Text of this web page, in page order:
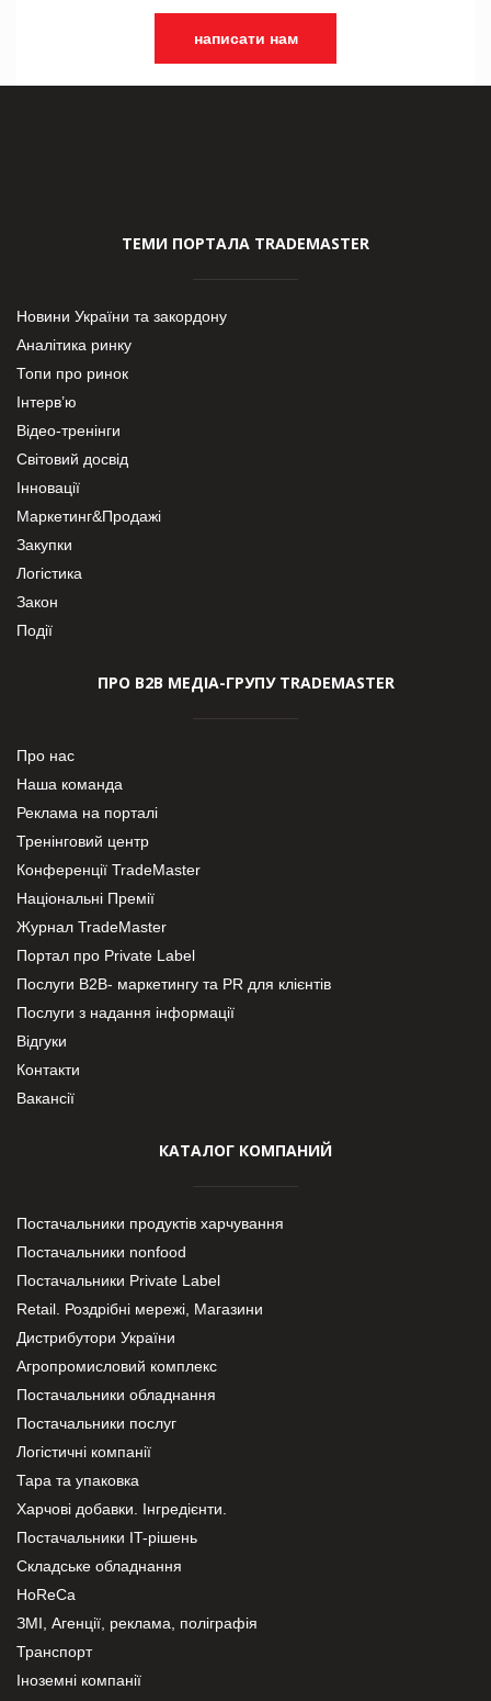
написати нам
ТЕМИ ПОРТАЛА TRADEMASTER
Новини України та закордону
Аналітика ринку
Топи про ринок
Інтерв’ю
Відео-тренінги
Світовий досвід
Інновації
Маркетинг&Продажі
Закупки
Логістика
Закон
Події
ПРО В2В МЕДІА-ГРУПУ TRADEMASTER
Про нас
Наша команда
Реклама на порталі
Тренінговий центр
Конференції TradeMaster
Національні Премії
Журнал TradeMaster
Портал про Private Label
Послуги В2В- маркетингу та PR для клієнтів
Послуги з надання інформації
Відгуки
Контакти
Вакансії
КАТАЛОГ КОМПАНИЙ
Постачальники продуктів харчування
Постачальники nonfood
Постачальники Private Label
Retail. Роздрібні мережі, Магазини
Дистрибутори України
Агропромисловий комплекс
Постачальники обладнання
Постачальники послуг
Логістичні компанії
Тара та упаковка
Харчові добавки. Інгредієнти.
Постачальники IT-рішень
Складське обладнання
HoReCa
ЗМІ, Агенції, реклама, поліграфія
Транспорт
Іноземні компанії